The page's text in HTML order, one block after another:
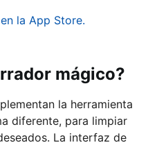
la App Store.
mágico?
la herramienta
diferente, para limpiar
La interfaz de